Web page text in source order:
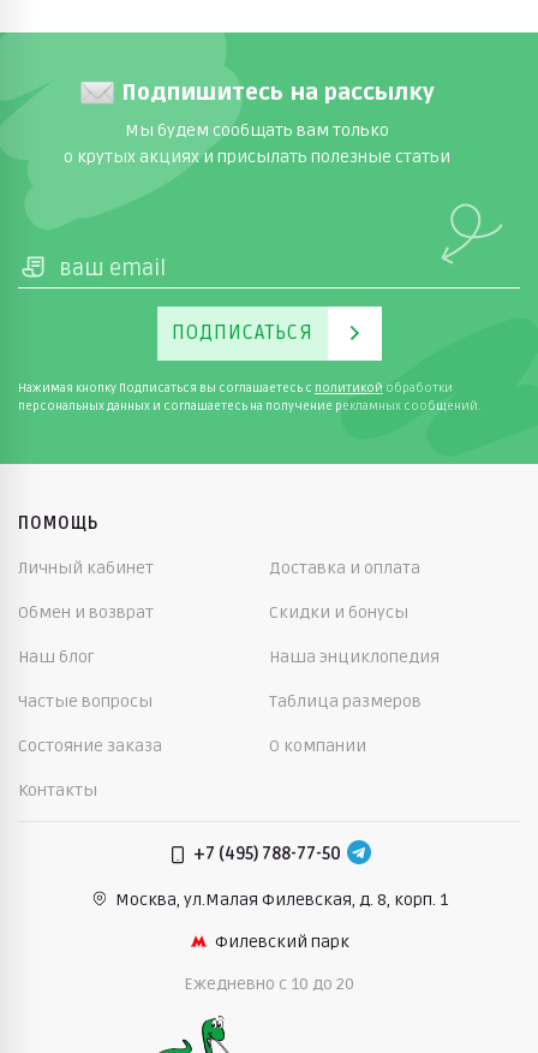
Подпишитесь на рассылку
Мы будем сообщать вам только
о крутых акциях и присылать полезные статьи
ПОДПИСАТЬСЯ
Нажимая кнопку Подписаться вы соглашаетесь с политикой обработки
персональных данных и соглашаетесь на получение рекламных сообщений.
ПОМОЩЬ
Личный кабинет Доставка и оплата
Обмен и возврат Скидки и бонусы
Наш блог Наша энциклопедия
Частые вопросы Таблица размеров
Состояние заказа О компании
Контакты
+7 (495) 788-77-50
Москва, ул.Малая Филевская, д. 8, корп. 1
Филевский парк
Ежедневно c 10 до 20